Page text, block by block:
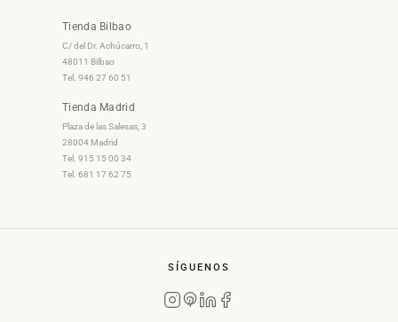
Tienda Bilbao
C/ del Dr. Achúcarro, 1
48011 Bilbao
Tel. 946 27 60 51
Tienda Madrid
Plaza de las Salesas, 3
28004 Madrid
Tel. 915 15 00 34
Tel. 681 17 62 75
SÍGUENOS